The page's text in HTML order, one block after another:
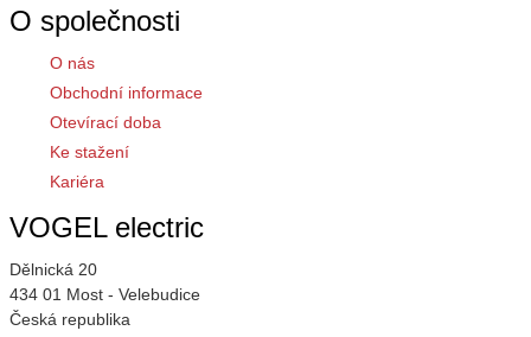
O společnosti
O nás
Obchodní informace
Otevírací doba
Ke stažení
Kariéra
VOGEL electric
Dělnická 20
434 01 Most - Velebudice
Česká republika